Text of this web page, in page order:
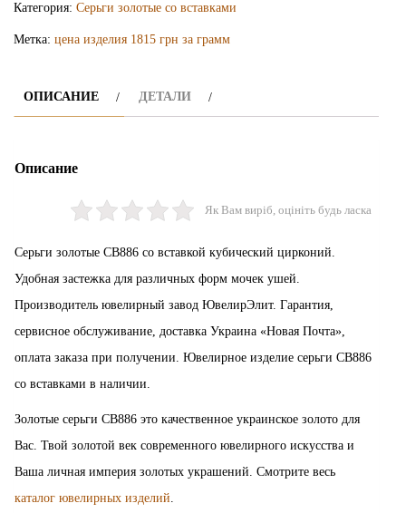
Категория: Серьги золотые со вставками
Метка: цена изделия 1815 грн за грамм
ОПИСАНИЕ ДЕТАЛИ
Описание
Як Вам виріб, оцініть будь ласка
Серьги золотые СВ886 со вставкой кубический цирконий.
Удобная застежка для различных форм мочек ушей.
Производитель ювелирный завод ЮвелирЭлит. Гарантия,
сервисное обслуживание, доставка Украина «Новая Почта»,
оплата заказа при получении. Ювелирное изделие серьги СВ886
со вставками в наличии.
Золотые серьги СВ886 это качественное украинское золото для
Вас. Твой золотой век современного ювелирного искусства и
Ваша личная империя золотых украшений. Смотрите весь
каталог ювелирных изделий